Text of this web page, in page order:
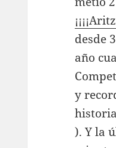
desde
año
y
). Y la